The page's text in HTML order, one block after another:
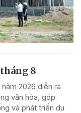
8
2026 diễn ra
văn hóa, góp
và phát triển du